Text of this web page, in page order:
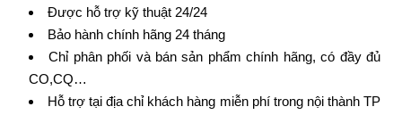
Được hỗ trợ kỹ thuật 24/24
Bảo hành chính hãng 24 tháng
Chỉ phân phối và bán sản phẩm chính hãng, có đầy đủ
CO,CQ…
Hỗ trợ tại địa chỉ khách hàng miễn phí trong nội thành TP